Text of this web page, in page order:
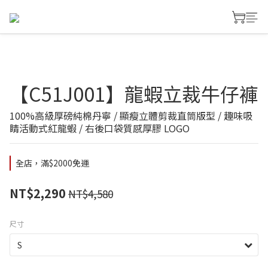
【C51J001】龍蝦立裁牛仔褲
100%高級厚磅純棉丹寧 / 顯瘦立體剪裁直筒版型 / 趣味吸
睛活動式紅龍蝦 / 右後口袋質感厚膠 LOGO
全店，滿$2000免運
NT$2,290 NT$4,580
尺寸